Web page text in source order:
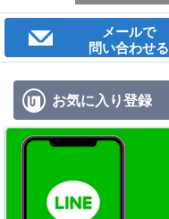
メールで
問い合わせる
お気に入り登録